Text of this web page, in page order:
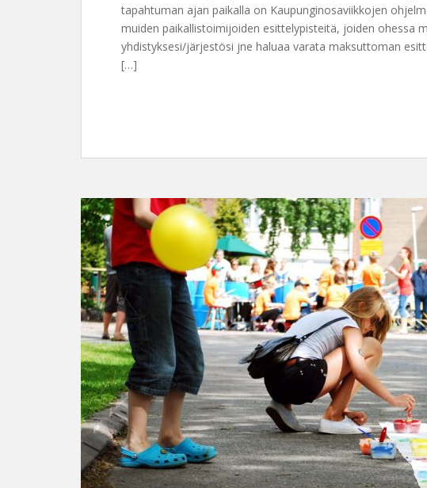
tapahtuman ajan paikalla on Kaupunginosaviikkojen
muiden paikallistoimijoiden esittelypisteitä, joiden ohessa
yhdistyksesi/järjestösi jne haluaa varata maksuttoman
[…]